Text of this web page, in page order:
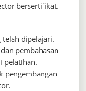
bersertifikat.
telah dipelajari.
pembahasan
pelatihan.
pengembangan